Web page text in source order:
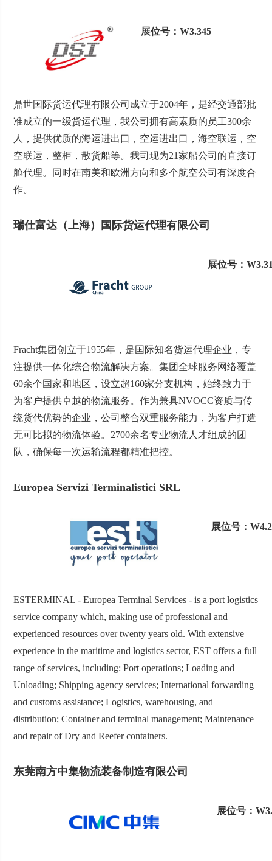
展位号：W3.345
鼎世国际货运代理有限公司成立于2004年，是经交通部批
准成立的一级货运代理，我公司拥有高素质的员工300余
人，提供优质的海运进出口，空运进出口，海空联运，空
空联运，整柜，散货船等。我司现为21家船公司的直接订
舱代理。同时在南美和欧洲方向和多个航空公司有深度合
作。
瑞仕富达（上海）国际货运代理有限公司
展位号：
Fracht集团创立于1955年，是国际知名货运代理企业，专
注提供一体化综合物流解决方案。集团全球服务网络覆盖
60余个国家和地区，设立超160家分支机构，始终致力于
为客户提供卓越的物流服务。作为兼具NVOCC资质与传
统货代优势的企业，公司整合双重服务能力，为客户打造
无可比拟的物流体验。2700余名专业物流人才组成的团
队，确保每一次运输流程都精准把控。
Europea Servizi Terminalistici SRL
展位号：
ESTERMINAL - Europea Terminal Services - is a port logistics
service company which, making use of professional and
experienced resources over twenty years old. With extensive
experience in the maritime and logistics sector, EST offers a full
range of services, including: Port operations; Loading and
Unloading; Shipping agency services; International forwarding
and customs assistance; Logistics, warehousing, and
distribution; Container and terminal management; Maintenance
and repair of Dry and Reefer containers.
东莞南方中集物流装备制造有限公司
展位号：